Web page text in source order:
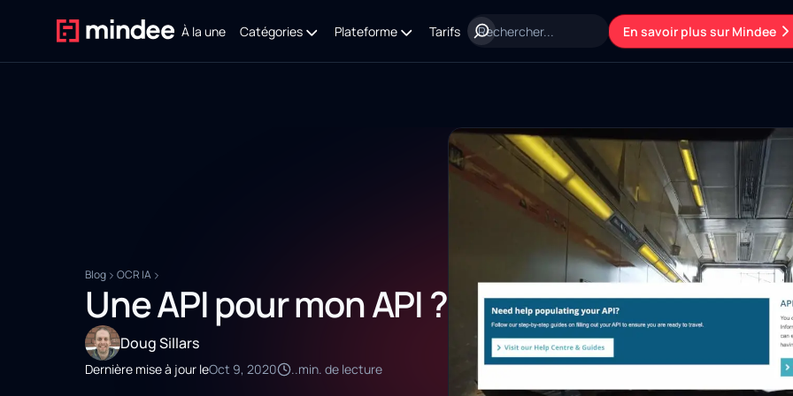
À la une Catégories Plateforme Tarifs En savoir plus sur Mindee
Blog OCR IA
Une API pour mon API ?
Doug Sillars
Dernière mise à jour leOct 9, 2020 ..min. de lecture